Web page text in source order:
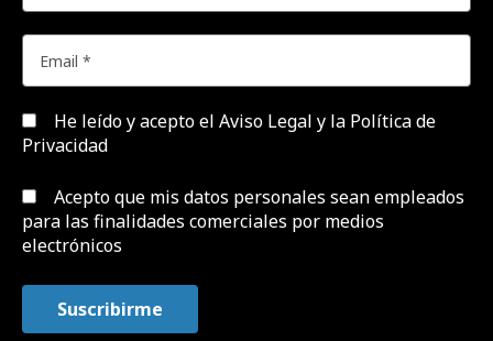
He leído y acepto el Aviso Legal y la Política de
Privacidad
Acepto que mis datos personales sean empleados
para las finalidades comerciales por medios
electrónicos